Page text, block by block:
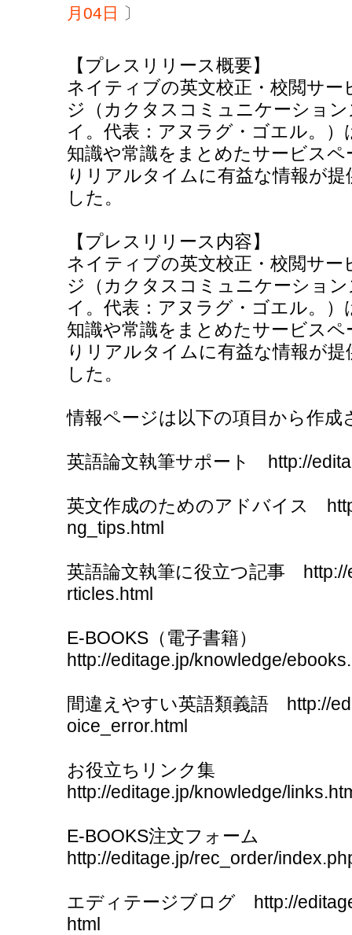
月04日
〕
【プレスリリース概要】
ネイティブの英文校正・校閲サ
ジ（カクタスコミュニケーショ
イ。代表：アヌラグ・ゴエル。
知識や常識をまとめたサービス
りリアルタイムに有益な情報が
した。
【プレスリリース内容】
ネイティブの英文校正・校閲サ
ジ（カクタスコミュニケーショ
イ。代表：アヌラグ・ゴエル。
知識や常識をまとめたサービス
りリアルタイムに有益な情報が
した。
情報ページは以下の項目から作成
英語論文執筆サポート http://
英文作成のためのアドバイス
ng_tips.html
英語論文執筆に役立つ記事 http://
rticles.html
E-BOOKS（電子書籍）
http://editage.jp/knowledge/
間違えやすい英語類義語 http://
oice_error.html
お役立ちリンク集
http://editage.jp/knowledge/
E-BOOKS注文フォーム
http://editage.jp/rec_order/
エディテージブログ http://
html